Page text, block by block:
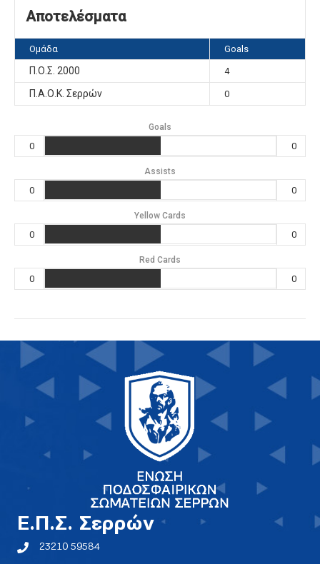
Αποτελέσματα
Ομάδα Goals
Π.Ο.Σ. 2000 4
Π.Α.Ο.Κ. Σερρών 0
Goals
0 0
Assists
0 0
Yellow Cards
0 0
Red Cards
0 0
E.Π.Σ. Σερρών
23210 59584